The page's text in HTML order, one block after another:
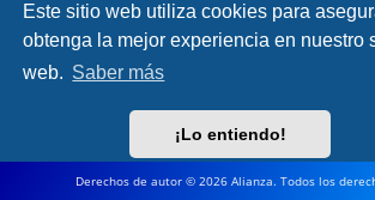
Este sitio web utiliza cookies para
obtenga la mejor experiencia en nuestro
web. Saber más
¡Lo entiendo!
Derechos de autor © 2026 Alianza. Todos los